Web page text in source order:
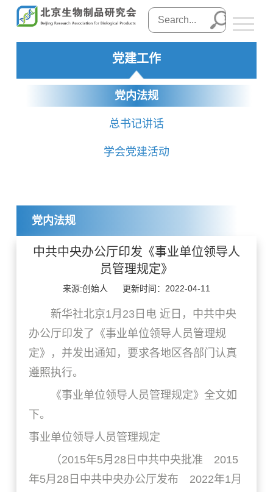
党建工作
党内法规
总书记讲话
学会党建活动
党内法规
中共中央办公厅印发《事业单位领导人
员管理规定》
来源:创始人 更新时间：2022-04-11
新华社北京1月23日电 近日，中共中央
办公厅印发了《事业单位领导人员管理规
定》，并发出通知，要求各地区各部门认真
遵照执行。
《事业单位领导人员管理规定》全文如
下。
事业单位领导人员管理规定
（2015年5月28日中共中央批准 2015
年5月28日中共中央办公厅发布 2022年1月